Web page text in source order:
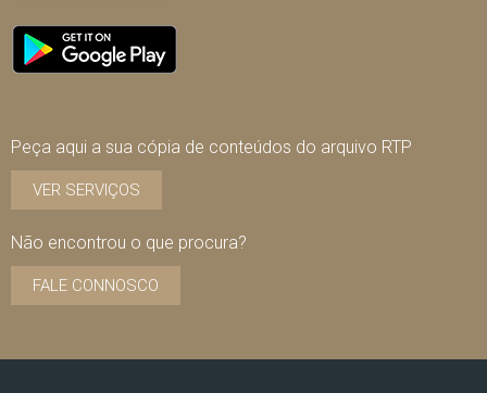
Peça aqui a sua cópia de conteúdos do arquivo RTP
VER SERVIÇOS
Não encontrou o que procura?
FALE CONNOSCO